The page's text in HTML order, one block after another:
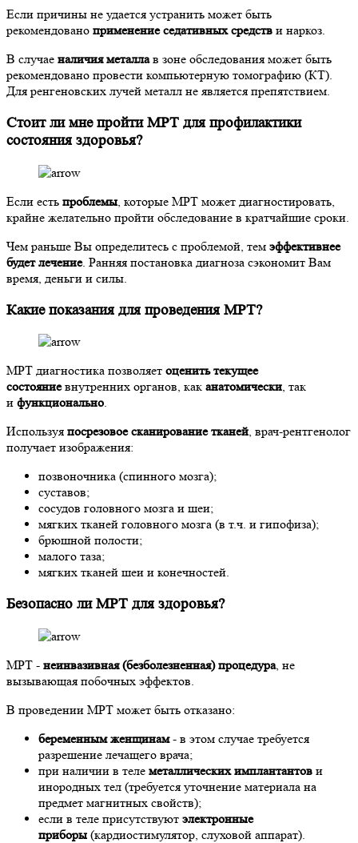
Если причины не удается устранить может быть
рекомендовано применение седативных средств и наркоз.
В случае наличия металлав зоне обследования может быть
рекомендовано провести компьютерную томографию (КТ).
Для ренгеновских лучей металл не является препятствием.
Стоит ли мне пройти МРТ для профилактики
состояния здоровья?
Если есть проблемы, которые МРТ может диагностировать,
крайне желательно пройти обследование в кратчайшие сроки.
Чем раньше Вы определитесь с проблемой, тем эффективнее
будет лечение. Ранняя постановка диагноза сэкономит Вам
время, деньги и силы.
Какие показания для проведения МРТ?
МРТ диагностика позволяет оценить текущее
состояниевнутренних органов, как анатомически, так
и функционально.
Используя посрезовое сканирование тканей, врач-рентгенолог
получает изображения:
позвоночника (спинного мозга);
суставов;
сосудов головного мозга и шеи;
мягких тканей головного мозга (в т.ч. и гипофиза);
брюшной полости;
малого таза;
мягких тканей шеи и конечностей.
Безопасно ли МРТ для здоровья?
МРТ - неинвазивная (безболезненная) процедура, не
вызывающая побочных эффектов.
В проведении МРТ может быть отказано:
беременным женщинам- в этом случае требуется
разрешение лечащего врача;
при наличии в теле металлических имплантантов и
инородных тел (требуется уточнение материала на
предмет магнитных свойств);
если в теле присутствуют электронные
приборы (кардиостимулятор, слуховой аппарат).